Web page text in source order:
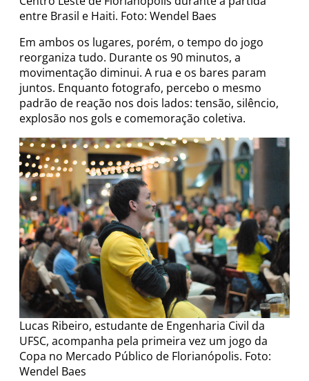
entre Brasil e Haiti. Foto: Wendel Baes
Em ambos os lugares, porém, o tempo do jogo
reorganiza tudo. Durante os 90 minutos, a
movimentação diminui. A rua e os bares param
juntos. Enquanto fotografo, percebo o mesmo
padrão de reação nos dois lados: tensão, silêncio,
explosão nos gols e comemoração coletiva.
Lucas Ribeiro, estudante de Engenharia Civil da
UFSC, acompanha pela primeira vez um jogo da
Copa no Mercado Público de Florianópolis. Foto:
Wendel Baes